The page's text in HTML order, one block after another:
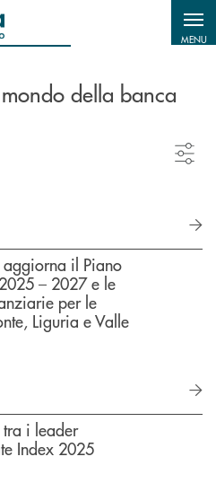
MENU
della banca
aggiorna il Piano
– 2027 e le
per le
Liguria e Valle
tra i leader
Index 2025